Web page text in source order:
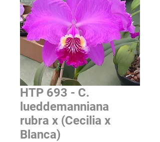
HTP 693 - C.
lueddemanniana
rubra x (Cecilia x
Blanca)